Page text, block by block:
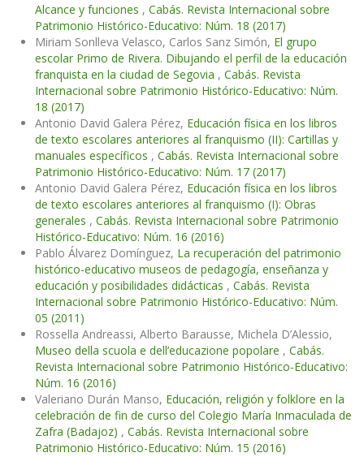
Alcance y funciones , Cabás. Revista Internacional sobre
Patrimonio Histórico-Educativo: Núm. 18 (2017)
Miriam Sonlleva Velasco, Carlos Sanz Simón, El grupo
escolar Primo de Rivera. Dibujando el perfil de la educación
franquista en la ciudad de Segovia , Cabás. Revista
Internacional sobre Patrimonio Histórico-Educativo: Núm.
18 (2017)
Antonio David Galera Pérez, Educación física en los libros
de texto escolares anteriores al franquismo (II): Cartillas y
manuales específicos , Cabás. Revista Internacional sobre
Patrimonio Histórico-Educativo: Núm. 17 (2017)
Antonio David Galera Pérez, Educación física en los libros
de texto escolares anteriores al franquismo (I): Obras
generales , Cabás. Revista Internacional sobre Patrimonio
Histórico-Educativo: Núm. 16 (2016)
Pablo Álvarez Domínguez, La recuperación del patrimonio
histórico-educativo museos de pedagogía, enseñanza y
educación y posibilidades didácticas , Cabás. Revista
Internacional sobre Patrimonio Histórico-Educativo: Núm.
05 (2011)
Rossella Andreassi, Alberto Barausse, Michela D’Alessio,
Museo della scuola e dell’educazione popolare , Cabás.
Revista Internacional sobre Patrimonio Histórico-Educativo:
Núm. 16 (2016)
Valeriano Durán Manso, Educación, religión y folklore en la
celebración de fin de curso del Colegio María Inmaculada de
Zafra (Badajoz) , Cabás. Revista Internacional sobre
Patrimonio Histórico-Educativo: Núm. 15 (2016)